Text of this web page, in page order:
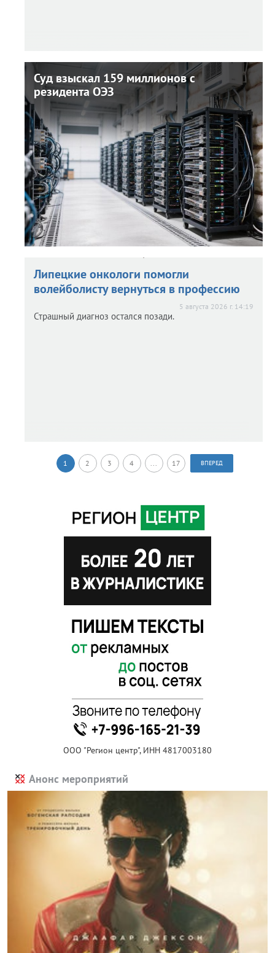
Суд взыскал 159 миллионов с
резидента ОЭЗ
Суд взыскал 159 миллионов с
резидента ОЭЗ
5 августа 2026 г. 14:49
Неисполнение инвестиционных обязательств
обернулось судебными тяжбами.
Липецкие онкологи помогли
волейболисту вернуться в профессию
5 августа 2026 г. 14:19
Страшный диагноз остался позади.
1 2 3 4 17 ВПЕРЕД
ООО "Регион центр", ИНН 4817003180
Анонс мероприятий